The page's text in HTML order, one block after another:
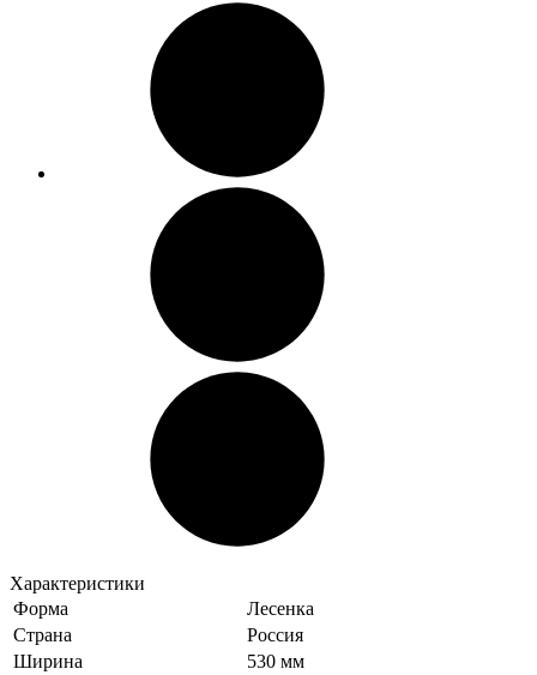
Характеристики
Форма
Лесенка
Страна
Россия
Ширина
530 мм